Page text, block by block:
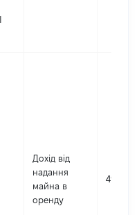
Дохід від
надання
майна в
оренду
4969